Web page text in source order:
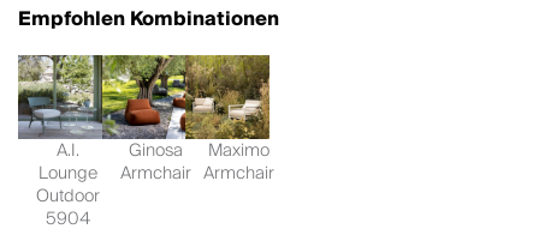
Empfohlen Kombinationen
A.I.
Lounge
Outdoor
5904
Ginosa
Armchair
Maximo
Armchair